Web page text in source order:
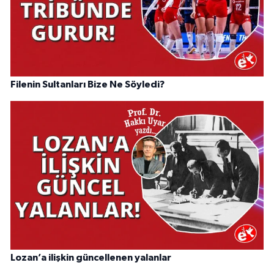
Filenin Sultanları Bize Ne Söyledi?
Lozan’a ilişkin güncellenen yalanlar